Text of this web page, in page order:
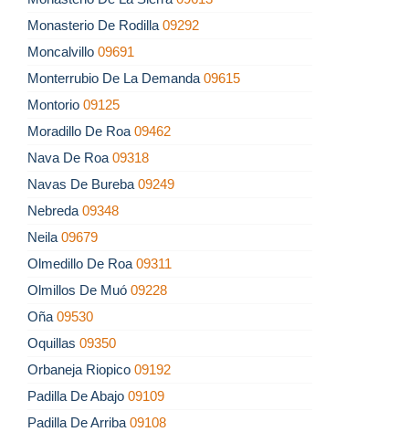
Monasterio De Rodilla 09292
Moncalvillo 09691
Monterrubio De La Demanda 09615
Montorio 09125
Moradillo De Roa 09462
Nava De Roa 09318
Navas De Bureba 09249
Nebreda 09348
Neila 09679
Olmedillo De Roa 09311
Olmillos De Muó 09228
Oña 09530
Oquillas 09350
Orbaneja Riopico 09192
Padilla De Abajo 09109
Padilla De Arriba 09108